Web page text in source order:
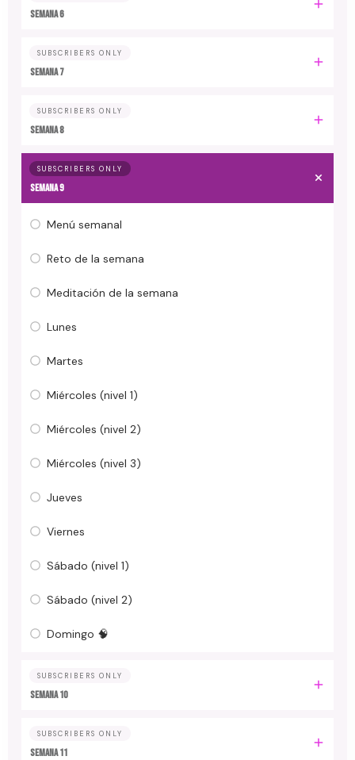
Semana 6
SUBSCRIBERS ONLY
Semana 7
SUBSCRIBERS ONLY
Semana 8
SUBSCRIBERS ONLY
Semana 9
Menú semanal
Reto de la semana
Meditación de la semana
Lunes
Martes
Miércoles (nivel 1)
Miércoles (nivel 2)
Miércoles (nivel 3)
Jueves
Viernes
Sábado (nivel 1)
Sábado (nivel 2)
Domingo 🧠
SUBSCRIBERS ONLY
Semana 10
SUBSCRIBERS ONLY
Semana 11